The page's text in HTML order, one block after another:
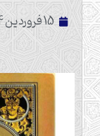
15 فروردین 1404